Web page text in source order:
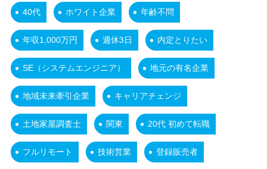
40代 ホワイト企業 年齢不問
年収1,000万円 週休3日 内定とりたい
SE（システムエンジニア） 地元の有名企業
地域未来牽引企業 キャリアチェンジ
土地家屋調査士 関東 20代 初めて転職
フルリモート 技術営業 登録販売者